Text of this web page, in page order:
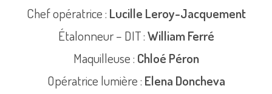
Chef opératrice : Lucille Leroy-Jacquement
Étalonneur – DIT :William Ferré
Maquilleuse : Chloé Péron
Opératrice lumière : Elena Doncheva